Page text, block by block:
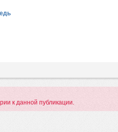
к данной публикации.